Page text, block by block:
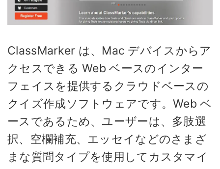
ClassMarker は、Mac デバイスからア
クセスできる Web ベースのインター
フェイスを提供するクラウドベースの
クイズ作成ソフトウェアです。Web ベ
ースであるため、ユーザーは、多肢選
択、空欄補充、エッセイなどのさまざ
まな質問タイプを使用してカスタマイ